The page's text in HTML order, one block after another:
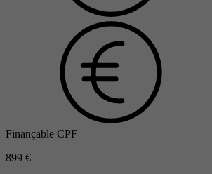
Finançable CPF
899 €